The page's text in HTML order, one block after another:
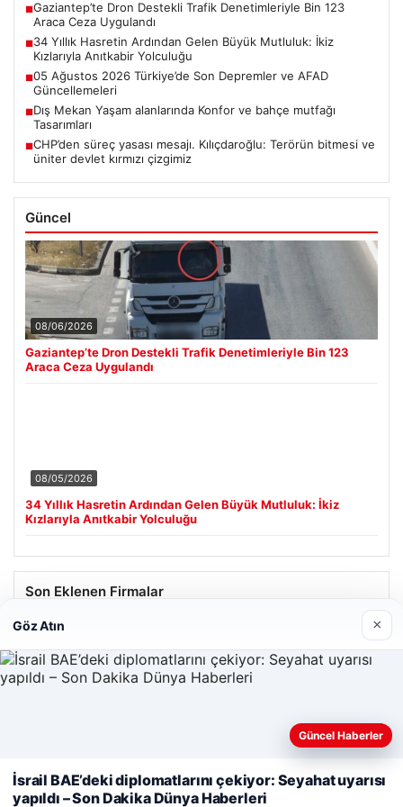
■Gaziantep’te Dron Destekli Trafik Denetimleriyle Bin 123
Araca Ceza Uygulandı
■34 Yıllık Hasretin Ardından Gelen Büyük Mutluluk: İkiz
Kızlarıyla Anıtkabir Yolculuğu
■05 Ağustos 2026 Türkiye’de Son Depremler ve AFAD
Güncellemeleri
■Dış Mekan Yaşam alanlarında Konfor ve bahçe mutfağı
Tasarımları
■CHP’den süreç yasası mesajı. Kılıçdaroğlu: Terörün bitmesi ve
üniter devlet kırmızı çizgimiz
Güncel
08/06/2026
Gaziantep’te Dron Destekli Trafik Denetimleriyle Bin 123
Araca Ceza Uygulandı
08/05/2026
34 Yıllık Hasretin Ardından Gelen Büyük Mutluluk: İkiz
Kızlarıyla Anıtkabir Yolculuğu
Son Eklenen Firmalar
Web sitemizi nasıl kullandığınızı daha iyi anlayabilmek,
kullanıyoruz.Çerez Politikamız
Göz Atın ×
Güncel Haberler
İsrail BAE’deki diplomatlarını çekiyor: Seyahat uyarısı
yapıldı – Son Dakika Dünya Haberleri